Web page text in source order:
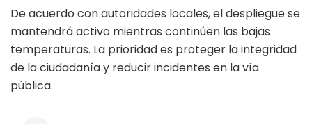
De acuerdo con autoridades locales, el despliegue se
mantendrá activo mientras continúen las bajas
temperaturas. La prioridad es proteger la integridad
de la ciudadanía y reducir incidentes en la vía
pública.